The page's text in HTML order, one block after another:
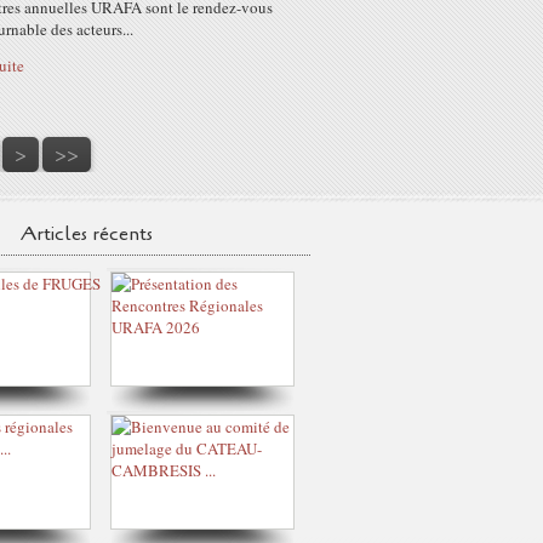
annuelles URAFA sont le rendez-vous
des acteurs...
40
50
60
70
> >>
Articles récents